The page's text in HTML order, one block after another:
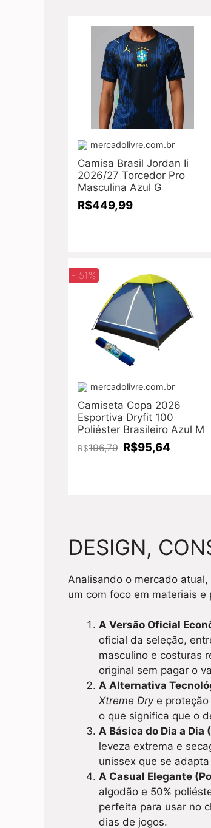
mercadolivre.com.br
Camisa Brasil Jordan Ii
2026/27 Torcedor Pro
Masculina Azul G
R$449,99
- 51%
mercadolivre.com.br
Camiseta Copa 2026
Esportiva Dryfit 100
Poliéster Brasileiro Azul M
R$196,79 R$95,64
DESIGN,
Analisando o mercado
um com foco em materiais e
A Versão Oficial
oficial da seleção,
masculino e costuras
original sem pagar o
A Alternativa
Xtreme Drye proteção
o que significa que o
A Básica do Dia a
leveza extrema e
unissex que se
A Casual Elegante
algodão e 50%
perfeita para usar no
dias de jogos.